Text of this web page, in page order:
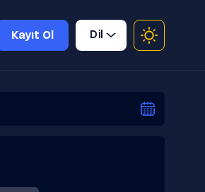
Kayıt Ol Dil